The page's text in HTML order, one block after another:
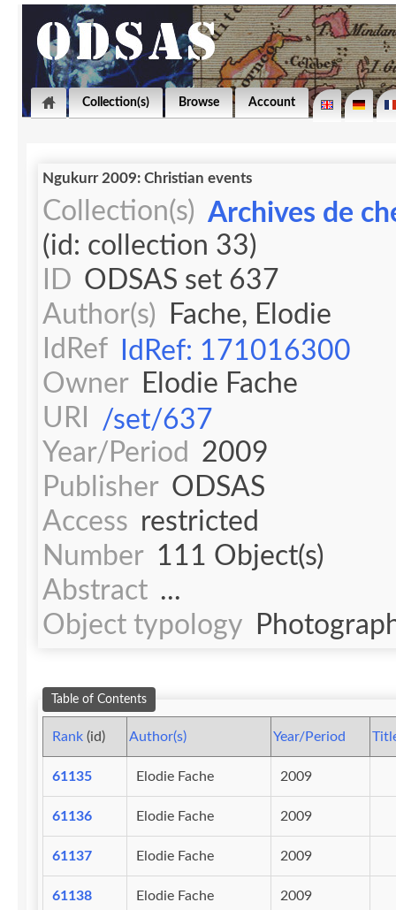
Collection(s) Browse Account
Ngukurr 2009: Christian events
Collection(s) Archives de
(id: collection 33)
ID ODSAS set 637
Author(s)
Fache, Elodie
IdRef
IdRef: 171016300
Owner
Elodie Fache
URI
/set/637
Year/Period
2009
Publisher ODSAS
Access restricted
Number 111 Object(s)
Abstract ...
Object typology
Table of Contents
Rank(id) Author(s) Year/Period
61135 Elodie Fache 2009
61136 Elodie Fache 2009
61137 Elodie Fache 2009
61138 Elodie Fache 2009